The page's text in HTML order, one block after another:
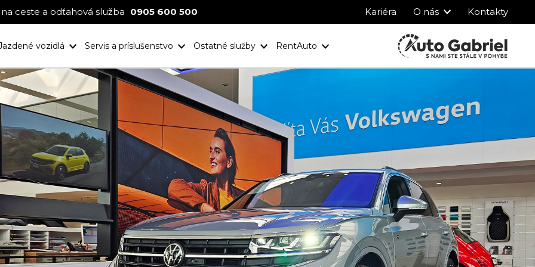
ceste a odťahová služba 0905 600 500 Kariéra O nás
Ocenenia Nové projekty
Kontakty
vozidlá Servis a príslušenstvo Ostatné služby RentAuto